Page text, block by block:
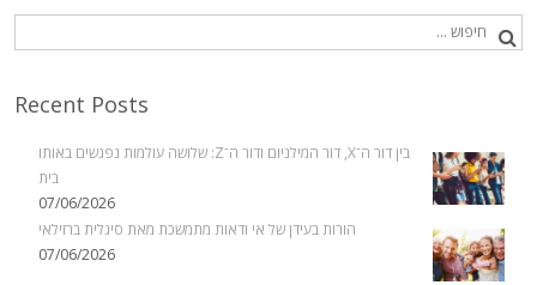
Recent Posts
בין דור ה־X, דור המילניום ודור ה־Z: שלושה עולמות נפגשים באותו
בית
07/06/2026
הורות בעידן של אי ודאות מתמשכת מאת סיגלית ברזילאי
07/06/2026